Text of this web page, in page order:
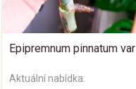
Epipremnum pinnatum var
Aktuální nabídka: